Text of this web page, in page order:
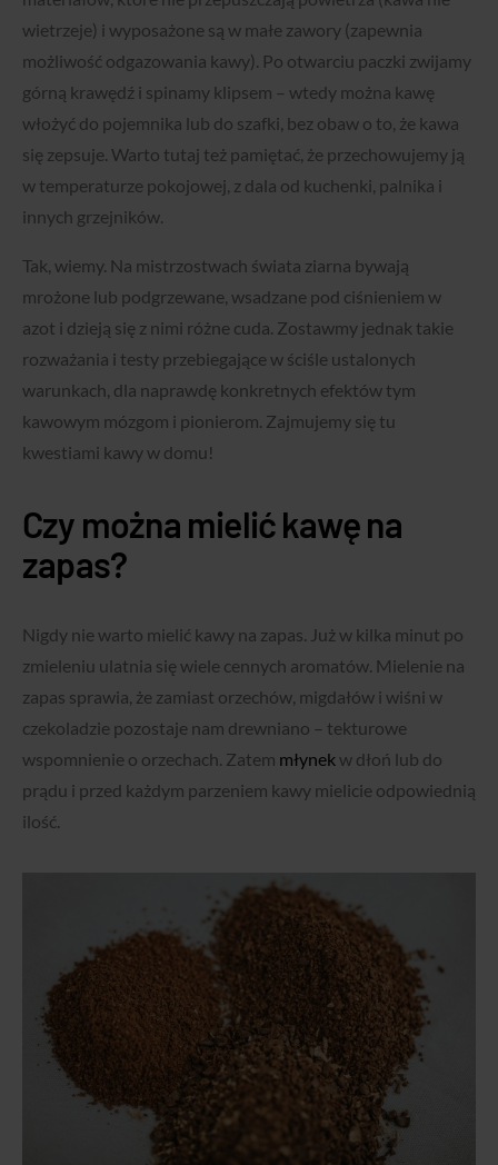
wietrzeje) i wyposażone są w małe zawory (zapewnia
możliwość odgazowania kawy). Po otwarciu paczki zwijamy
górną krawędź i spinamy klipsem – wtedy można kawę
włożyć do pojemnika lub do szafki, bez obaw o to, że kawa
się zepsuje. Warto tutaj też pamiętać, że przechowujemy ją
w temperaturze pokojowej, z dala od kuchenki, palnika i
innych grzejników.
Tak, wiemy. Na mistrzostwach świata ziarna bywają
mrożone lub podgrzewane, wsadzane pod ciśnieniem w
azot i dzieją się z nimi różne cuda. Zostawmy jednak takie
rozważania i testy przebiegające w ściśle ustalonych
warunkach, dla naprawdę konkretnych efektów tym
kawowym mózgom i pionierom. Zajmujemy się tu
kwestiami kawy w domu!
Czy można mielić kawę na
zapas?
Nigdy nie warto mielić kawy na zapas. Już w kilka minut po
zmieleniu ulatnia się wiele cennych aromatów. Mielenie na
zapas sprawia, że zamiast orzechów, migdałów i wiśni w
czekoladzie pozostaje nam drewniano – tekturowe
wspomnienie o orzechach. Zatem młynekw dłoń lub do
prądu i przed każdym parzeniem kawy mielicie odpowiednią
ilość.